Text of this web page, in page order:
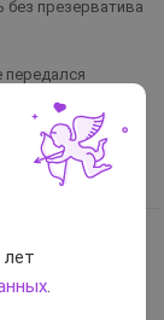
без презерватива
передался
в виду.
тепла.
0
.